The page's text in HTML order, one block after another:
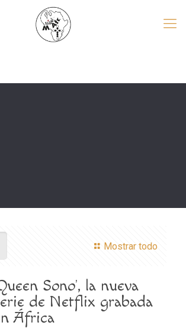
Mostrar todo
Sono’, la nueva
de Netflix grabada
África